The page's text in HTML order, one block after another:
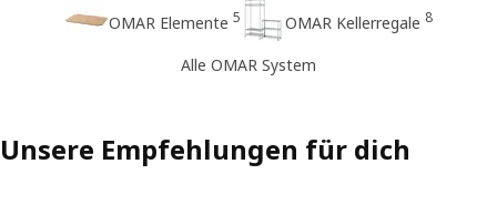
OMAR Elemente 5 OMAR Kellerregale 8
Alle OMAR System
Unsere Empfehlungen für dich